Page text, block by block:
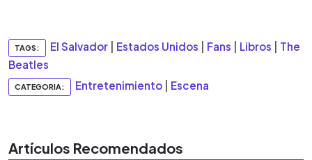
TAGS: El Salvador Estados Unidos Fans Libros
The
Beatles
CATEGORIA: Entretenimiento Escena
Artículos Recomendados